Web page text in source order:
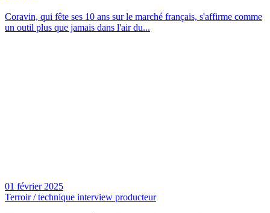
Coravin, qui fête ses 10 ans sur le marché français, s'affirme comme
un outil plus que jamais dans l'air du...
01 février 2025
Terroir / technique interview producteur